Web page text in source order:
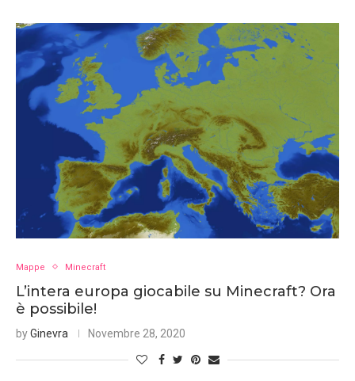
Mappe Minecraft
L’intera europa giocabile su Minecraft? Ora
è possibile!
byGinevra Novembre 28, 2020